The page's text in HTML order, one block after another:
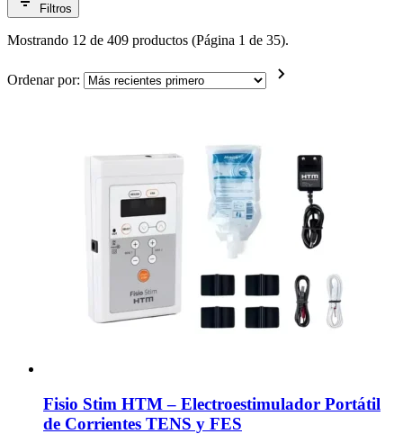
Filtros
Mostrando 12 de 409 productos (Página 1 de 35).
Ordenar por:
Fisio Stim HTM – Electroestimulador Portátil
de Corrientes TENS y FES